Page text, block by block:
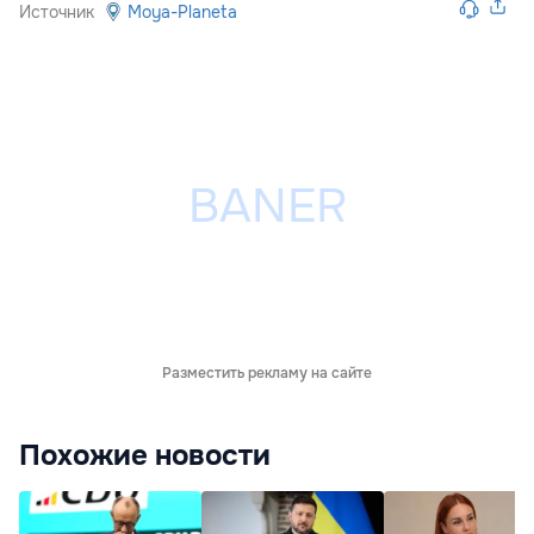
Источник Moya-Planeta
Разместить рекламу на сайте
Похожие новости